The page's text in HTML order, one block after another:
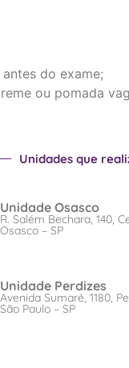
do exame;
ou pomada
Unidades que
Unidade Osasco
R. Salém Bechara, 140,
Osasco – SP
Unidade Perdizes
Avenida Sumaré, 1180,
São Paulo – SP